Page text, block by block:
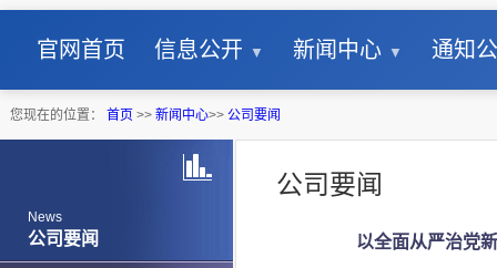
官网首页 信息公开 新闻中心 通知
公司要闻
News
公司要闻
您现在的位置： 首页 >> 新闻中心>> 公司要闻
以全面从严治党